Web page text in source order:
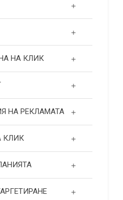
НА КЛИК
НА РЕКЛАМАТА
КЛИК